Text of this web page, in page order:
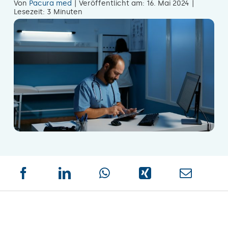
Von Pacura med Veröffentlicht am: 16. Mai 2024
Lesezeit: 3 Minuten